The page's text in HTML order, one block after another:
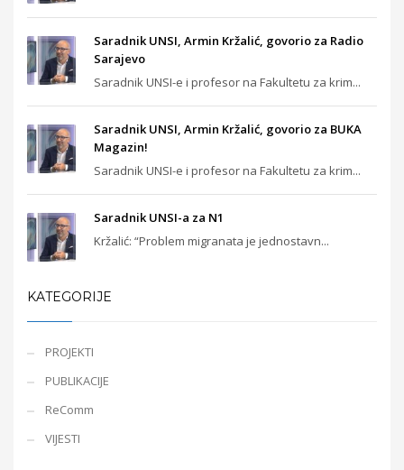
Saradnik UNSI, Armin Kržalić, govorio za Radio
Sarajevo
Saradnik UNSI-e i profesor na Fakultetu za krim...
Saradnik UNSI, Armin Kržalić, govorio za BUKA
Magazin!
Saradnik UNSI-e i profesor na Fakultetu za krim...
Saradnik UNSI-a za N1
Kržalić: “Problem migranata je jednostavn...
KATEGORIJE
PROJEKTI
PUBLIKACIJE
ReComm
VIJESTI